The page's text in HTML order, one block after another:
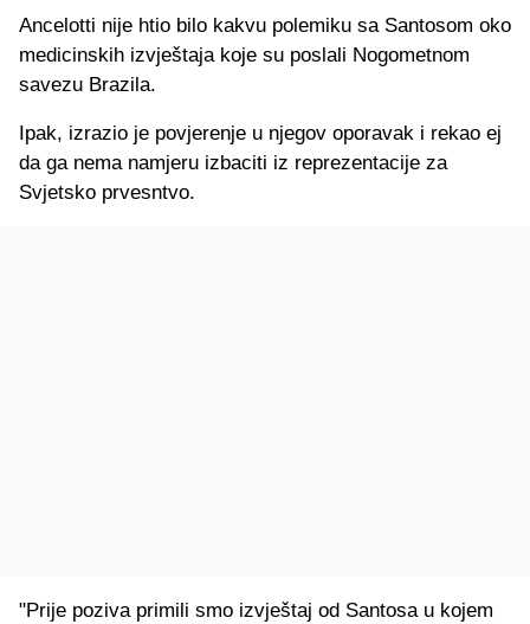
Ancelotti nije htio bilo kakvu polemiku sa Santosom oko
medicinskih izvještaja koje su poslali Nogometnom
savezu Brazila.
Ipak, izrazio je povjerenje u njegov oporavak i rekao ej
da ga nema namjeru izbaciti iz reprezentacije za
Svjetsko prvesntvo.
"Prije poziva primili smo izvještaj od Santosa u kojem